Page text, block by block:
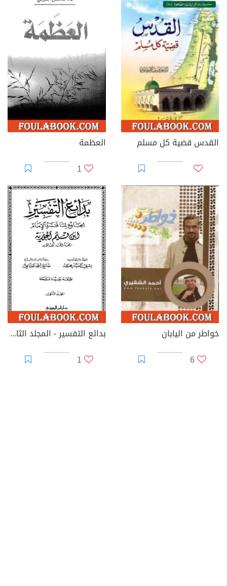
القدس قضية كل مسلم
العظمة
1
خواطر من اليابان
6
بدائع التفسير - المجلد الثاني
1